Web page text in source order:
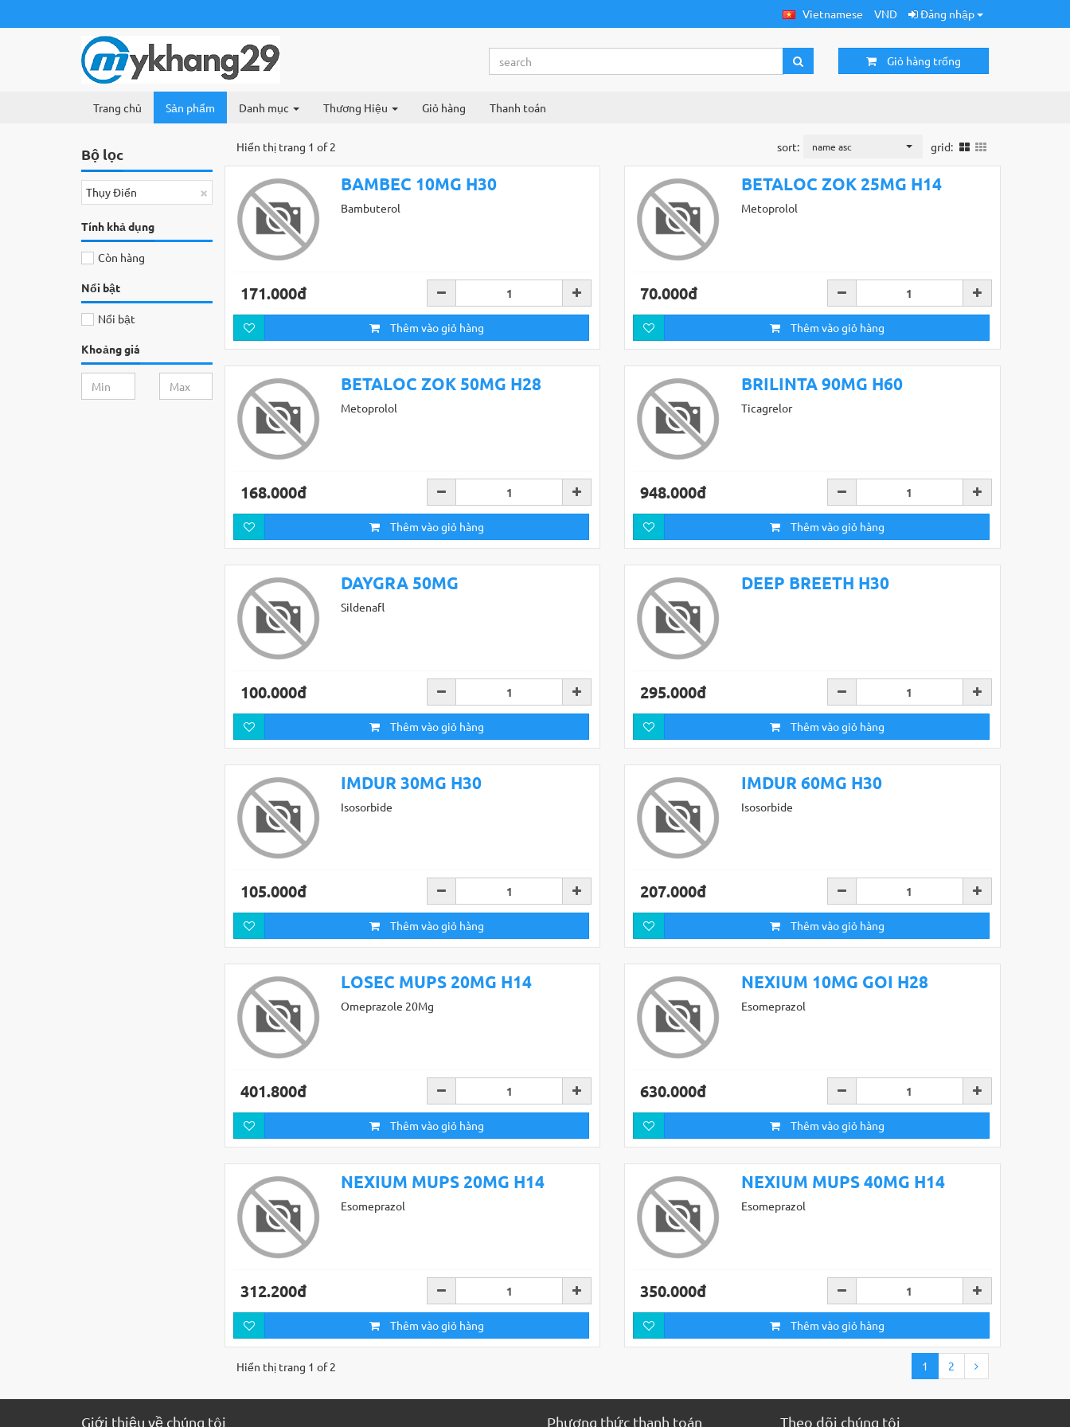
Vietnamese VND Đăng nhập
Giỏ hàng trống
Trang chủ Sản phẩm Danh mục Thương Hiệu Giỏ hàng Thanh toán
Bộ lọc
×
Thụy Điển
Tính khả dụng
Còn hàng
Nổi bật
Nổi bật
Khoảng giá
grid:
sort: name asc
Hiển thị trang 1 of 2
BAMBEC 10MG H30
Bambuterol
171.000đ
Thêm vào giỏ hàng
BETALOC ZOK 25MG H14
Metoprolol
70.000đ
Thêm vào giỏ hàng
BETALOC ZOK 50MG H28
Metoprolol
168.000đ
Thêm vào giỏ hàng
BRILINTA 90MG H60
Ticagrelor
948.000đ
Thêm vào giỏ hàng
DAYGRA 50MG
Sildenafl
100.000đ
Thêm vào giỏ hàng
DEEP BREETH H30
295.000đ
Thêm vào giỏ hàng
IMDUR 30MG H30
Isosorbide
105.000đ
Thêm vào giỏ hàng
IMDUR 60MG H30
Isosorbide
207.000đ
Thêm vào giỏ hàng
LOSEC MUPS 20MG H14
Omeprazole 20Mg
401.800đ
Thêm vào giỏ hàng
NEXIUM 10MG GOI H28
Esomeprazol
630.000đ
Thêm vào giỏ hàng
NEXIUM MUPS 20MG H14
Esomeprazol
312.200đ
Thêm vào giỏ hàng
NEXIUM MUPS 40MG H14
Esomeprazol
350.000đ
Thêm vào giỏ hàng
Hiển thị trang 1 of 2 1 2
Giới thiệu về chúng tôi Phương thức thanh toán Theo dõi chúng tôi